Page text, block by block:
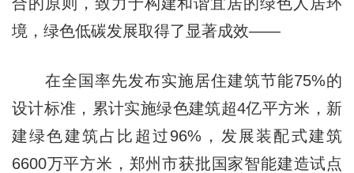
境，绿色低碳发展取得了显著成效——
在全国率先发布实施居住建筑节能75%的
设计标准，累计实施绿色建筑超4亿平方米，新
建绿色建筑占比超过96%，发展装配式建筑
6600万平方米，郑州市获批国家智能建造试点